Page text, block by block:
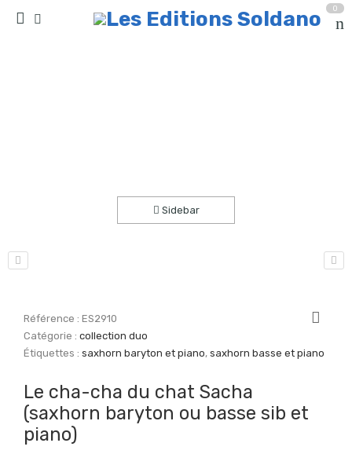
0
Sidebar
Référence :ES2910
Catégorie :collection duo
Étiquettes :saxhorn baryton et piano,saxhorn basse et piano
Le cha-cha du chat Sacha
(saxhorn baryton ou basse sib et
piano)